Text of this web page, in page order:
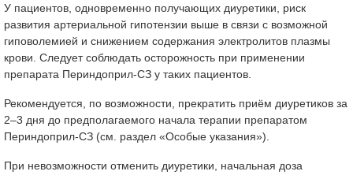
У пациентов, одновременно получающих диуретики, риск
развития артериальной гипотензии выше в связи с возможной
гиповолемией и снижением содержания электролитов плазмы
крови. Следует соблюдать осторожность при применении
препарата Периндоприл-СЗ у таких пациентов.
Рекомендуется, по возможности, прекратить приём диуретиков за
2–3 дня до предполагаемого начала терапии препаратом
Периндоприл-СЗ (см. раздел «Особые указания»).
При невозможности отменить диуретики, начальная доза